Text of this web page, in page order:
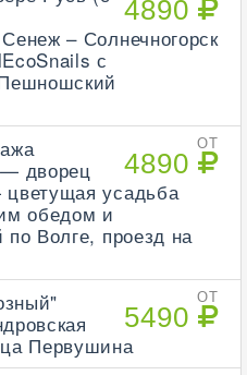
4890
– Солнечногорск
с
ОТ
4890
— дворец
усадьба
обедом и
по Волге, проезд на
ОТ
5490
Первушина